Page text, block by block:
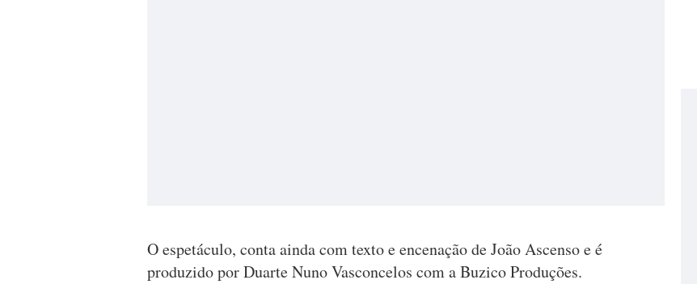
O espetáculo, conta ainda com texto e encenação de João Ascenso e é
produzido por Duarte Nuno Vasconcelos com a Buzico Produções.